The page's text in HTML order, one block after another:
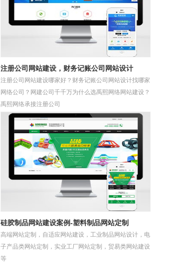
注册公司网站建设，财务记账公司网站设计
注册公司网站建设哪家好？财务记账公司网站设计找哪家
网络公司？网建公司千千万为什么选禹熙网络网站建设？
禹熙网络承接注册公司
硅胶制品网站建设案例-塑料制品网站定制
高端网站定制​，自适应网站建设，工业制品网站设计，电
子产品类网站定制，实业工厂网站定制，贸易类网站建设
等